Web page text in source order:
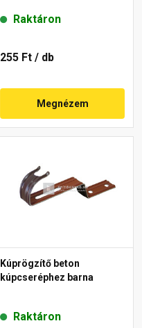
Raktáron
255 Ft / db
Megnézem
Kúprögzítő beton
kúpcseréphez barna
Raktáron